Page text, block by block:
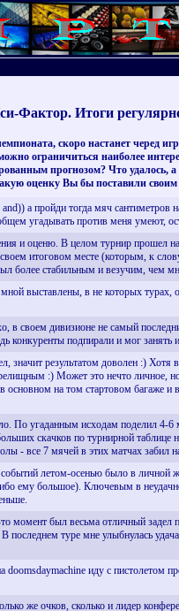
Фактор. Итоги
скоро настанет черед
ограничиться наиболее
прогнозом? Что
оценку Вы бы поставили
а пройди тогда мяч сантиметров
угадывать против меня умеют,
и оценю. В целом турнир прошел
итоговом месте (которым, к
более стабильным и везучим, чем
выставлены, в не которых турах,
своем дивизионе не самый
конкуренты подпирали и мог занять
результатом доволен :)
:) Может это нечто личное,
на том стартовом багаже
По угаданным исходам поделил 4-
скачков по турнирной
- все 7 мячей в этих матчах
летом-осенью было в личной
ему большое). Ключевым в
момент был весьма отличный
туре мне улыбнулась
иду с пистолетом
же очков, сколько и лидер